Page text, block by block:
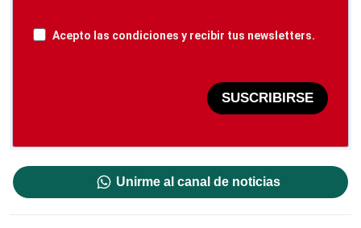
Acepto las condiciones y recibir tus newsletters.
SUSCRIBIRSE
Unirme al canal de noticias